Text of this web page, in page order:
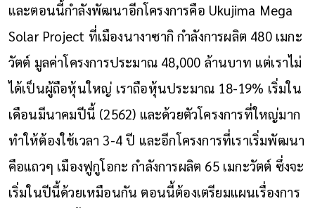
และตอนนี้กำลังพัฒนาอีกโครงการคือ Ukujima Mega
Solar Project ที่เมืองนางาซากิ กำลังการผลิต 480 เมกะ
วัตต์ มูลค่าโครงการประมาณ 48,000 ล้านบาท แต่เราไม่
ได้เป็นผู้ถือหุ้นใหญ่ เราถือหุ้นประมาณ 18-19% เริ่มใน
เดือนมีนาคมปีนี้ (2562) และด้วยตัวโครงการที่ใหญ่มาก
ทำให้ต้องใช้เวลา 3-4 ปี และอีกโครงการที่เราเริ่มพัฒนา
คือแถวๆ เมืองฟูกูโอกะ กำลังการผลิต 65 เมกะวัตต์ ซึ่งจะ
เริ่มในปีนี้ด้วยเหมือนกัน ตอนนี้ต้องเตรียมแผนเรื่องการ